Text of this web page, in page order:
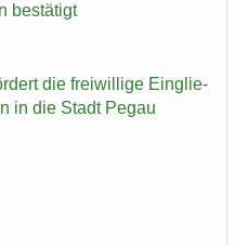
be­stä­tigt
die frei­wil­li­ge Ein­glie­
in die Stadt Pegau